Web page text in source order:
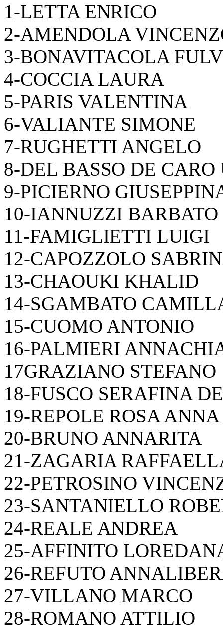
1-LETTA ENRICO
2-AMENDOLA
3-BONAVITACOLA
4-COCCIA LAURA
5-PARIS VALENTINA
6-VALIANTE SIMONE
7-RUGHETTI ANGELO
8-DEL BASSO DE CARO
9-PICIERNO
10-IANNUZZI
11-FAMIGLIETTI LUIGI
12-CAPOZZOLO
13-CHAOUKI KHALID
14-SGAMBATO
15-CUOMO ANTONIO
16-PALMIERI
17GRAZIANO STEFANO
18-FUSCO SERAFINA
19-REPOLE ROSA
20-BRUNO ANNARITA
21-ZAGARIA
22-PETROSINO
23-SANTANIELLO
24-REALE ANDREA
25-AFFINITO
26-REFUTO
27-VILLANO MARCO
28-ROMANO ATTILIO